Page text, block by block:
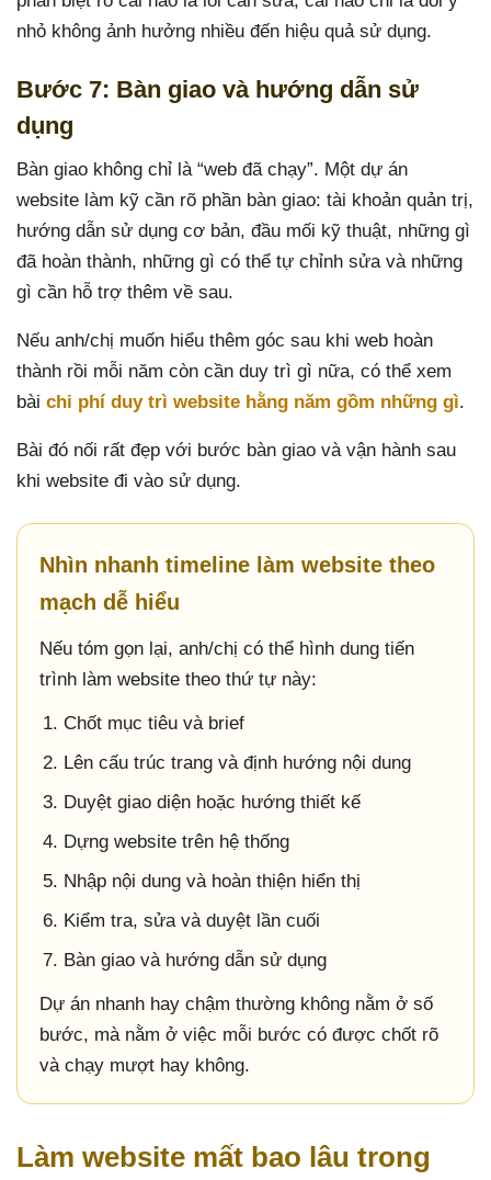
nhỏ không ảnh hưởng nhiều đến hiệu quả sử dụng.
Bước 7: Bàn giao và hướng dẫn sử
dụng
Bàn giao không chỉ là “web đã chạy”. Một dự án
website làm kỹ cần rõ phần bàn giao: tài khoản quản trị,
hướng dẫn sử dụng cơ bản, đầu mối kỹ thuật, những gì
đã hoàn thành, những gì có thể tự chỉnh sửa và những
gì cần hỗ trợ thêm về sau.
Nếu anh/chị muốn hiểu thêm góc sau khi web hoàn
thành rồi mỗi năm còn cần duy trì gì nữa, có thể xem
bài chi phí duy trì website hằng năm gồm những gì.
Bài đó nối rất đẹp với bước bàn giao và vận hành sau
khi website đi vào sử dụng.
Nhìn nhanh timeline làm website theo
mạch dễ hiểu
Nếu tóm gọn lại, anh/chị có thể hình dung tiến
trình làm website theo thứ tự này:
Chốt mục tiêu và brief
Lên cấu trúc trang và định hướng nội dung
Duyệt giao diện hoặc hướng thiết kế
Dựng website trên hệ thống
Nhập nội dung và hoàn thiện hiển thị
Kiểm tra, sửa và duyệt lần cuối
Bàn giao và hướng dẫn sử dụng
Dự án nhanh hay chậm thường không nằm ở số
bước, mà nằm ở việc mỗi bước có được chốt rõ
và chạy mượt hay không.
Làm website mất bao lâu trong